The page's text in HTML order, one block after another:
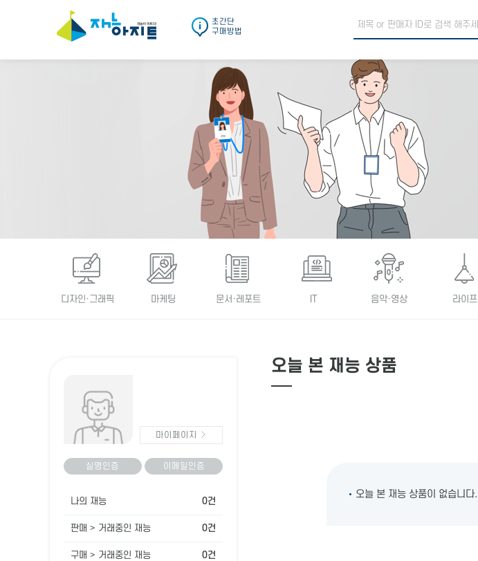
초간단
구매방법
디자인·그래픽 마케팅 문서·레포트 음악·영상 라이프
마이페이지
실명인증 이메일인증
나의 재능 0건
판매 > 거래중인 재능 0건
구매 > 거래중인 재능 0건
오늘 본 재능 상품
오늘 본 재능 상품이 없습니다.